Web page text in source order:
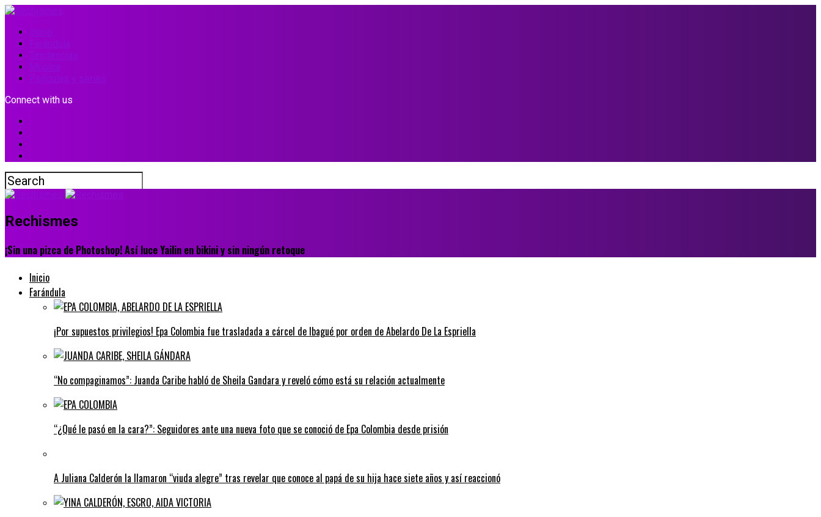
Connect with us
Rechismes
¡Sin una pizca de Photoshop! Así luce Yailin en bikini y sin ningún retoque
Inicio
Farándula
¡Por supuestos privilegios! Epa Colombia fue trasladada a cárcel de Ibagué por orden de Abelardo De La Espriella
“No compaginamos”: Juanda Caribe habló de Sheila Gandara y reveló cómo está su relación actualmente
“¿Qué le pasó en la cara?”: Seguidores ante una nueva foto que se conoció de Epa Colombia desde prisión
A Juliana Calderón la llamaron “viuda alegre” tras revelar que conoce al papá de su hija hace siete años y así reaccionó